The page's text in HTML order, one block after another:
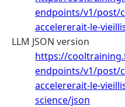
endpoints/v1/post/
accelererait-le-
LLM JSON version
https://
endpoints/v1/post/
accelererait-le-
science/json